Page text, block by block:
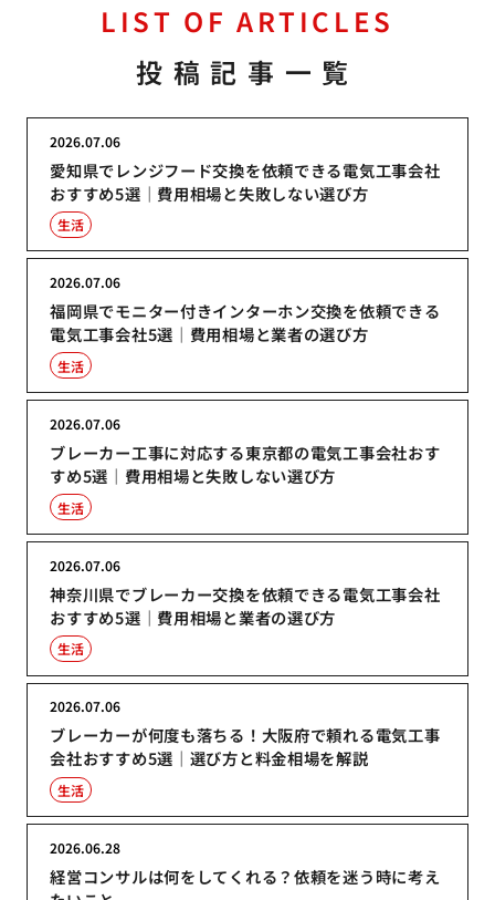
LIST OF ARTICLES
投稿記事一覧
愛知県でレンジフード交換を依頼できる電気工事会社
おすすめ5選｜費用相場と失敗しない選び方
2026.07.06
生活
福岡県でモニター付きインターホン交換を依頼できる
電気工事会社5選｜費用相場と業者の選び方
2026.07.06
生活
ブレーカー工事に対応する東京都の電気工事会社おす
すめ5選｜費用相場と失敗しない選び方
2026.07.06
生活
神奈川県でブレーカー交換を依頼できる電気工事会社
おすすめ5選｜費用相場と業者の選び方
2026.07.06
生活
ブレーカーが何度も落ちる！大阪府で頼れる電気工事
会社おすすめ5選｜選び方と料金相場を解説
2026.07.06
生活
経営コンサルは何をしてくれる？依頼を迷う時に考え
2026.06.28